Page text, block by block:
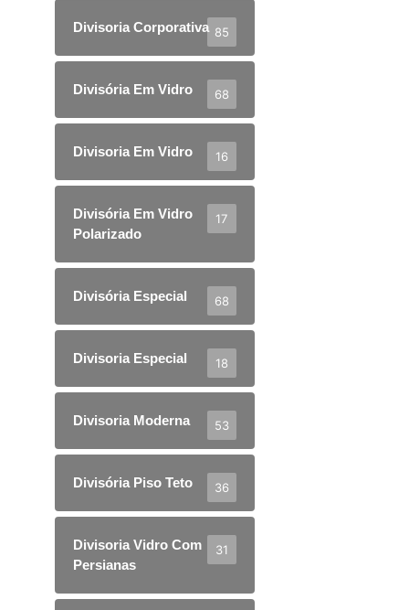
Divisoria Corporativa 85
Divisória Em Vidro 68
Divisoria Em Vidro 16
Divisória Em Vidro
Polarizado
17
Divisória Especial 68
Divisoria Especial 18
Divisoria Moderna 53
Divisória Piso Teto 36
Divisoria Vidro Com
Persianas
31